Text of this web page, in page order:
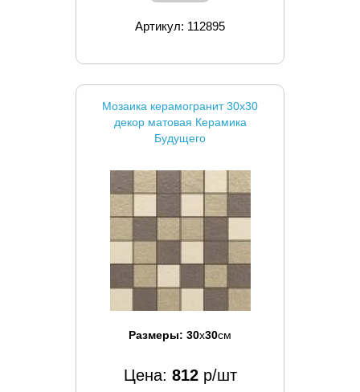
Артикул: 112895
Мозаика керамогранит 30x30
декор матовая Керамика
Будущего
Размеры: 30x30см
Цена: 812р/шт